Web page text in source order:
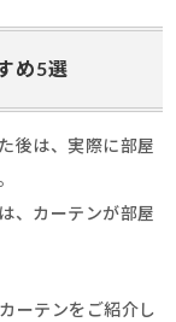
め5選
後は、実際に部屋
、カーテンが部屋
ーテンをご紹介し